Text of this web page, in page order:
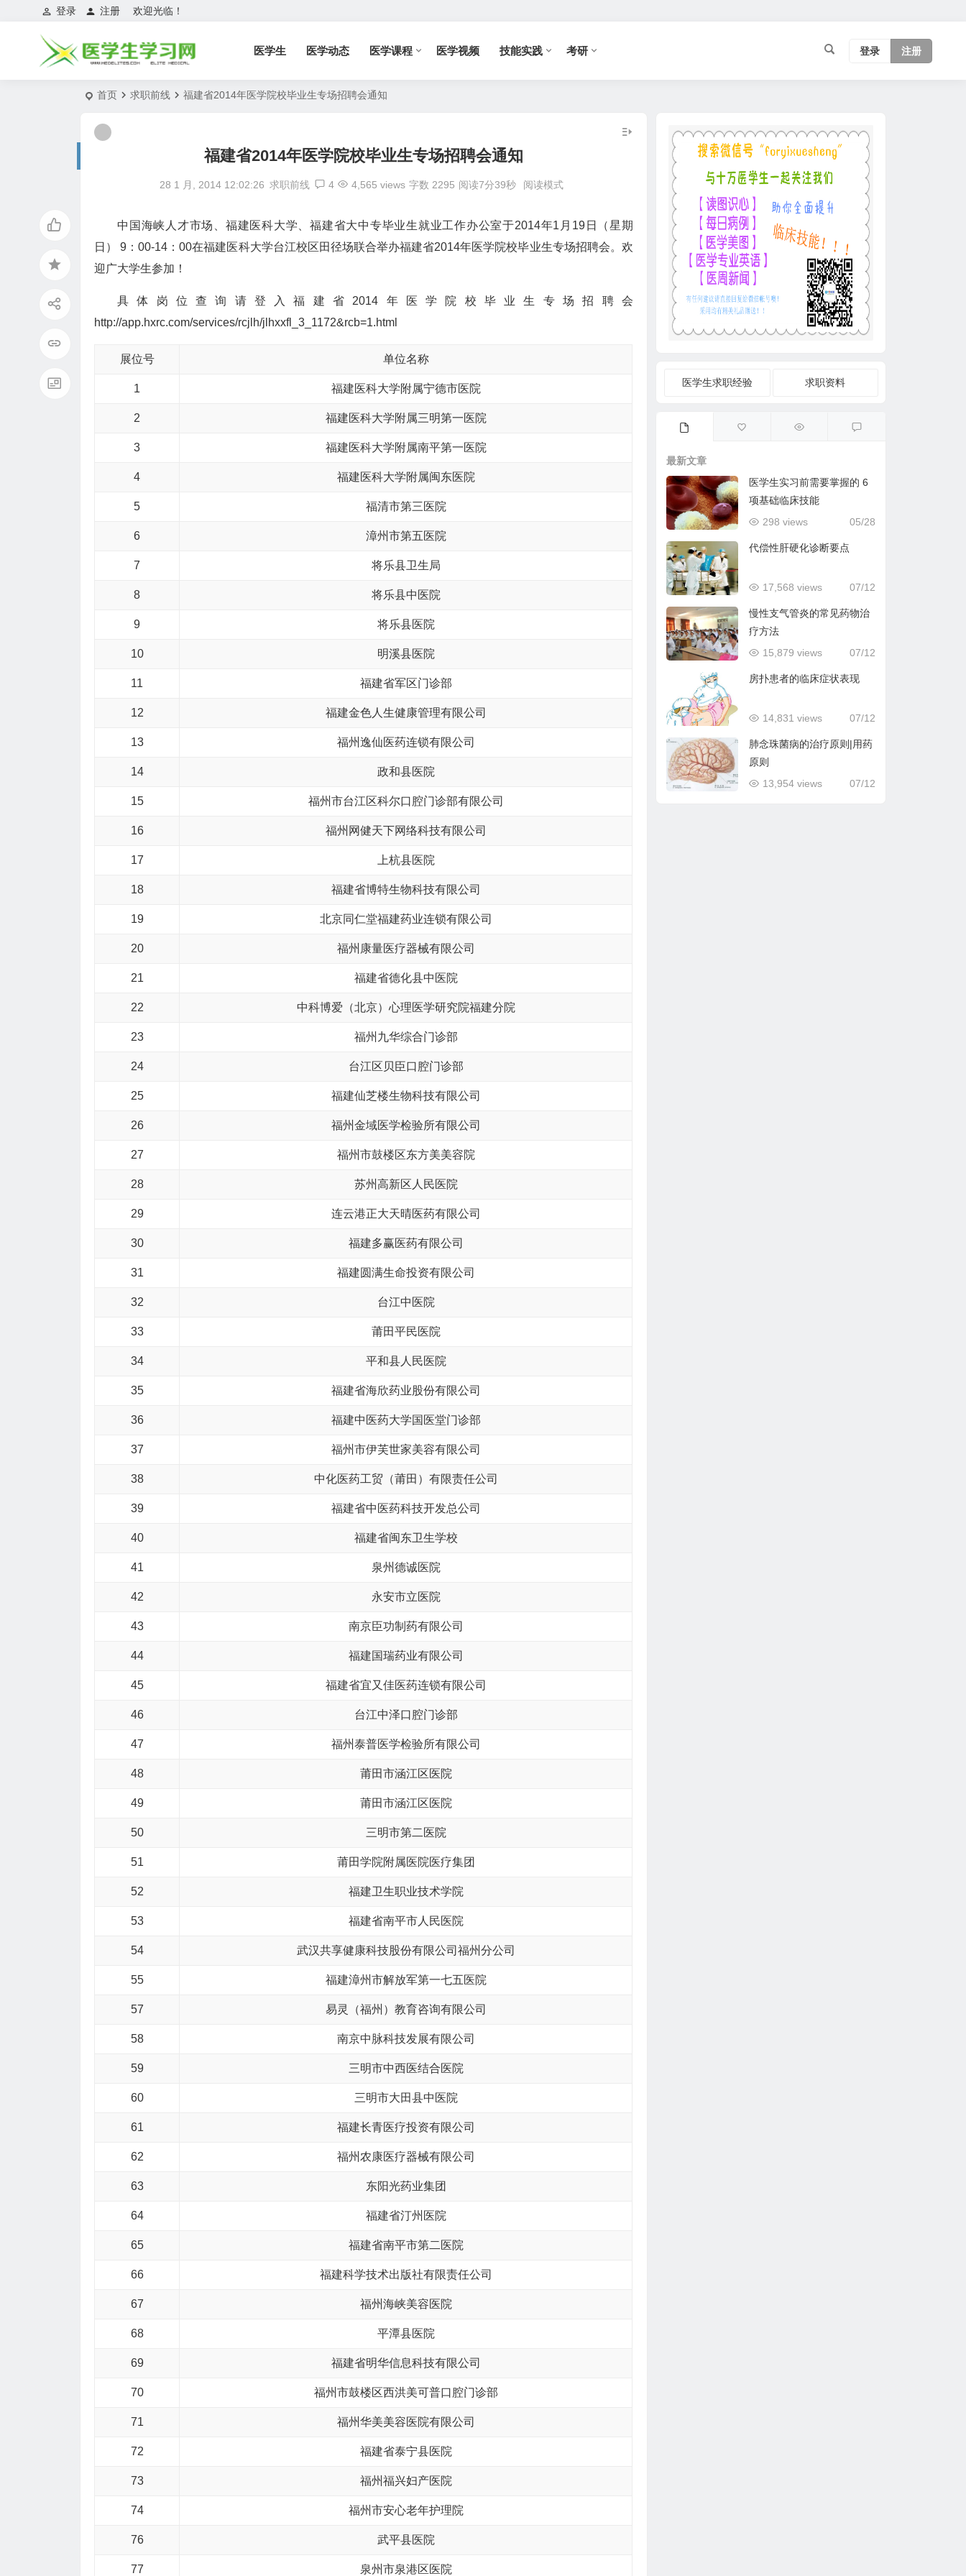
欢迎光临！
登录 注册
医学生 医学动态 医学课程 医学视频 技能实践 考研 登录 注册
首页 求职前线 福建省2014年医学院校毕业生专场招聘会通知
福建省2014年医学院校毕业生专场招聘会通知
28 1 月, 2014 12:02:26 求职前线 4 4,565 views 字数 2295 阅读7分39秒 阅读模式
中国海峡人才市场、福建医科大学、福建省大中专毕业生就业工作办公室于2014年1月19日（星期
日） 9：00-14：00在福建医科大学台江校区田径场联合举办福建省2014年医学院校毕业生专场招聘会。欢
迎广大学生参加！
具体岗位查询请登入福建省2014年医学院校毕业生专场招聘会
http://app.hxrc.com/services/rcjlh/jlhxxfl_3_1172&rcb=1.html
展位号 单位名称
1 福建医科大学附属宁德市医院
2 福建医科大学附属三明第一医院
3 福建医科大学附属南平第一医院
4 福建医科大学附属闽东医院
5 福清市第三医院
6 漳州市第五医院
7 将乐县卫生局
8 将乐县中医院
9 将乐县医院
10 明溪县医院
11 福建省军区门诊部
12 福建金色人生健康管理有限公司
13 福州逸仙医药连锁有限公司
14 政和县医院
15 福州市台江区科尔口腔门诊部有限公司
16 福州网健天下网络科技有限公司
17 上杭县医院
18 福建省博特生物科技有限公司
19 北京同仁堂福建药业连锁有限公司
20 福州康量医疗器械有限公司
21 福建省德化县中医院
22 中科博爱（北京）心理医学研究院福建分院
23 福州九华综合门诊部
24 台江区贝臣口腔门诊部
25 福建仙芝楼生物科技有限公司
26 福州金域医学检验所有限公司
27 福州市鼓楼区东方美美容院
28 苏州高新区人民医院
29 连云港正大天晴医药有限公司
30 福建多赢医药有限公司
31 福建圆满生命投资有限公司
32 台江中医院
33 莆田平民医院
34 平和县人民医院
35 福建省海欣药业股份有限公司
36 福建中医药大学国医堂门诊部
37 福州市伊芙世家美容有限公司
38 中化医药工贸（莆田）有限责任公司
39 福建省中医药科技开发总公司
40 福建省闽东卫生学校
41 泉州德诚医院
42 永安市立医院
43 南京臣功制药有限公司
44 福建国瑞药业有限公司
45 福建省宜又佳医药连锁有限公司
46 台江中泽口腔门诊部
47 福州泰普医学检验所有限公司
48 莆田市涵江区医院
49 莆田市涵江区医院
50 三明市第二医院
51 莆田学院附属医院医疗集团
52 福建卫生职业技术学院
53 福建省南平市人民医院
54 武汉共享健康科技股份有限公司福州分公司
55 福建漳州市解放军第一七五医院
57 易灵（福州）教育咨询有限公司
58 南京中脉科技发展有限公司
59 三明市中西医结合医院
60 三明市大田县中医院
61 福建长青医疗投资有限公司
62 福州农康医疗器械有限公司
63 东阳光药业集团
64 福建省汀州医院
65 福建省南平市第二医院
66 福建科学技术出版社有限责任公司
67 福州海峡美容医院
68 平潭县医院
69 福建省明华信息科技有限公司
70 福州市鼓楼区西洪美可普口腔门诊部
71 福州华美美容医院有限公司
72 福建省泰宁县医院
73 福州福兴妇产医院
74 福州市安心老年护理院
76 武平县医院
77 泉州市泉港区医院
医学生求职经验 求职资料
最新文章
医学生实习前需要掌握的 6
项基础临床技能
05/28
298 views
代偿性肝硬化诊断要点
07/12
17,568 views
慢性支气管炎的常见药物治
疗方法
07/12
15,879 views
房扑患者的临床症状表现
07/12
14,831 views
肺念珠菌病的治疗原则|用药
原则
07/12
13,954 views